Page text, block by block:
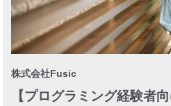
株式会社Fusic
【プログラミング経験者